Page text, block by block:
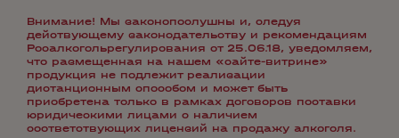
Внимание! Мы законопослушны и, следуя
действующему законодательству и рекомендациям
Росалкогольрегулирования от 25.06.18, уведомляем,
что размещенная на нашем «сайте-витрине»
продукция не подлежит реализации
дистанционным способом и может быть
приобретена только в рамках договоров поставки
юридическими лицами с наличием
соответствующих лицензий на продажу алкоголя.